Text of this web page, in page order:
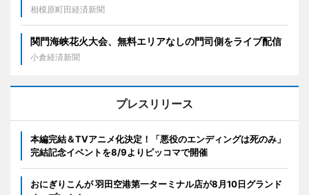
相模原町田経済新聞
関門海峡花火大会、無料エリアなしの門司側をライブ配信
小倉経済新聞
プレスリリース
本編完結＆TVアニメ化決定！「悪役のエンディングは死のみ」
完結記念イベントを8/9よりピッコマで開催
おにぎりこんが 羽田空港第一ターミナル店が8月10日グランド